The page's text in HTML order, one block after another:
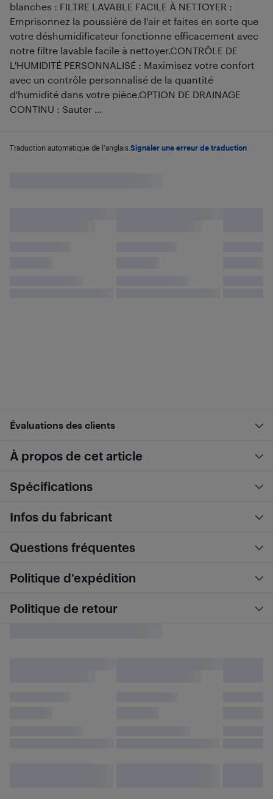
blanches : FILTRE LAVABLE FACILE À NETTOYER :
Emprisonnez la poussière de l'air et faites en sorte que
votre déshumidificateur fonctionne efficacement avec
notre filtre lavable facile à nettoyer.CONTRÔLE DE
L'HUMIDITÉ PERSONNALISÉ : Maximisez votre confort
avec un contrôle personnalisé de la quantité
d'humidité dans votre pièce.OPTION DE DRAINAGE
CONTINU : Sauter ...
Traduction automatique de l'anglais. Signaler une erreur de traduction
Évaluations des clients
À propos de cet article
Spécifications
Infos du fabricant
Questions fréquentes
Politique d’expédition
Politique de retour